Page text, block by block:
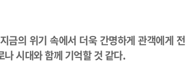
금의 위기 속에서 더욱 간명하게 관객에게 전
시대와 함께 기억할 것 같다.